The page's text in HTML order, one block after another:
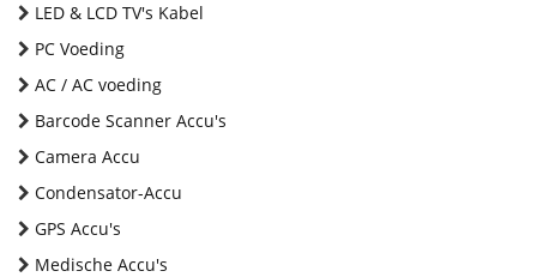
LED & LCD TV's Kabel
PC Voeding
AC / AC voeding
Barcode Scanner Accu's
Camera Accu
Condensator-Accu
GPS Accu's
Medische Accu's